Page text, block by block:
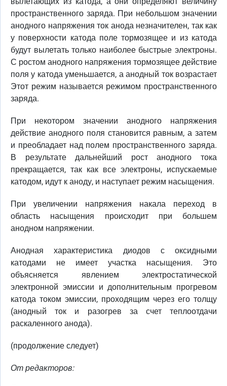
пространственного заряда. При небольшом значении
анодного напряжения ток анода незначителен, так как
у поверхности катода поле тормозящее и из катода
будут вылетать только наиболее быстрые электроны.
С ростом анодного напряжения тормозящее действие
поля у катода уменьшается, а анодный ток возрастает
Этот режим называется режимом пространственного
заряда.
При некотором значении анодного напряжения
действие анодного поля становится равным, а затем
и преобладает над полем пространственного заряда.
В результате дальнейший рост анодного тока
прекращается, так как все электроны, испускаемые
катодом, идут к аноду, и наступает режим насыщения.
При увеличении напряжения накала переход в
область насыщения происходит при большем
анодном напряжении.
Анодная характеристика диодов с оксидными
катодами не имеет участка насыщения. Это
объясняется явлением электростатической
электронной эмиссии и дополнительным прогревом
катода током эмиссии, проходящим через его толщу
(анодный ток и разогрев за счет теплоотдачи
раскаленного анода).
(продолжение следует)
От редакторов: